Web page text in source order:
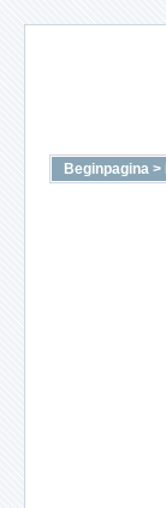
Beginpagina >